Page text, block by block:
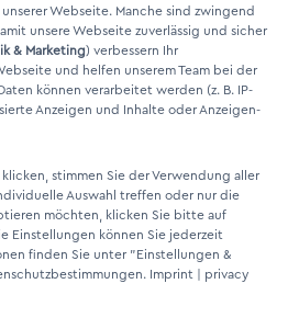
LinkIn Link
Xing Link
- Electric steam generators "Made in
Webseite. Manche sind zwingend
unsere Webseite zuverlässig und sicher
& Marketing) verbessern Ihr
und helfen unserem Team bei der
können verarbeitet werden (z. B. IP-
Anzeigen und Inhalte oder Anzeigen-
klicken, stimmen Sie der Verwendung aller
Auswahl treffen oder nur die
möchten, klicken Sie bitte auf
Einstellungen können Sie jederzeit
finden Sie unter "Einstellungen &
Imprint | privacy